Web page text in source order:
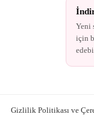
Yeni
için
Gizlilik Politikası ve